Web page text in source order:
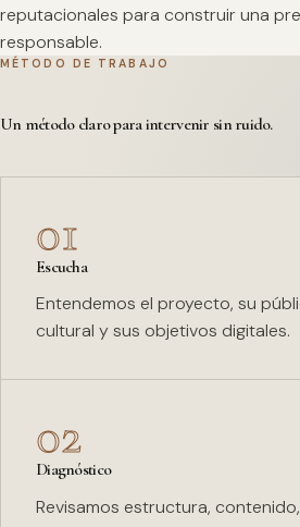
reputacionales para construir una
responsable.
MÉTODO DE TRABAJO
Un método claro para intervenir sin ruido.
01
Escucha
Entendemos el proyecto, su
cultural y sus objetivos digitales.
02
Diagnóstico
Revisamos estructura,